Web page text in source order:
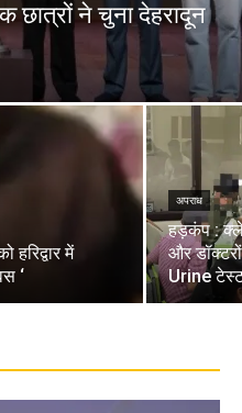
छात्रों ने चुना देहरादून
हरिद्वार में
‘
अपराध
हड़कंप :
और
Urine